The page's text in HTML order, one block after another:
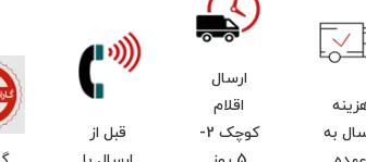
به
ارسال
اقلام
کوچک 2-
قبل از